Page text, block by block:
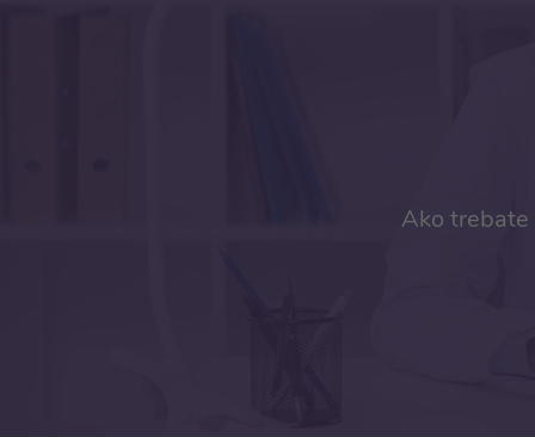
Ako trebate